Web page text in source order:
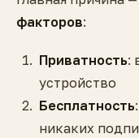
факторов:
Приватность:
устройство
Бесплатность
никаких